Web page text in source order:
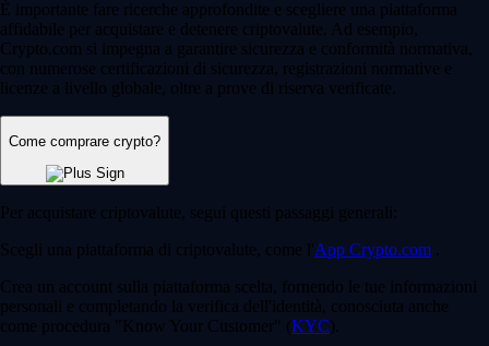
È importante fare ricerche approfondite e scegliere una piattaforma
affidabile per acquistare e detenere criptovalute. Ad esempio,
Crypto.com si impegna a garantire sicurezza e conformità normativa,
con numerose certificazioni di sicurezza, registrazioni normative e
licenze a livello globale, oltre a prove di riserva verificate.
Come comprare crypto?
Per acquistare criptovalute, segui questi passaggi generali:
Scegli una piattaforma di criptovalute, come l'App Crypto.com
Crea un account sulla piattaforma scelta, fornendo le tue informazioni
personali e completando la verifica dell'identità, conosciuta anche
come procedura "Know Your Customer" (KYC ).